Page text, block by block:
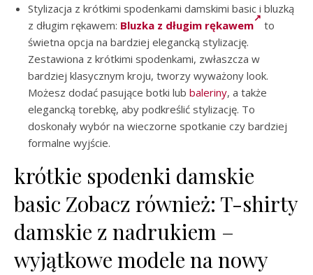
Stylizacja z krótkimi spodenkami damskimi basic i bluzką
z długim rękawem: Bluzka z długim rękawem
to
świetna opcja na bardziej elegancką stylizację.
Zestawiona z krótkimi spodenkami, zwłaszcza w
bardziej klasycznym kroju, tworzy wyważony look.
Możesz dodać pasujące botki lub baleriny, a także
elegancką torebkę, aby podkreślić stylizację. To
doskonały wybór na wieczorne spotkanie czy bardziej
formalne wyjście.
krótkie spodenki damskie
basic Zobacz również: T-shirty
damskie z nadrukiem –
wyjątkowe modele na nowy